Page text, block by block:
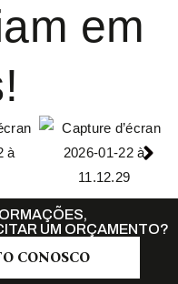
em
UM ORÇAMENTO?
CONOSCO